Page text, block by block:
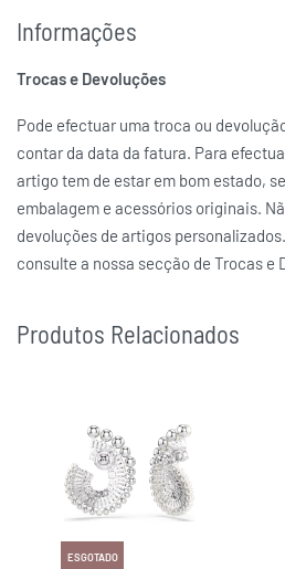
Informações
Trocas e Devoluções
Pode efectuar uma troca ou
contar da data da fatura. Para
artigo tem de estar em bom estado,
embalagem e acessórios originais.
devoluções de artigos
consulte a nossa secção de Trocas e
Produtos Relacionados
ESGOTADO